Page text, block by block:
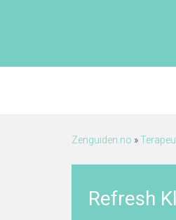
Zenguiden.no »
Refresh